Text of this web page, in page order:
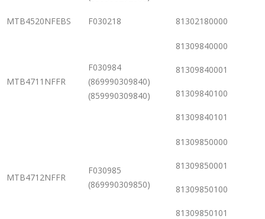
MTB4520NFEBS F030218 81302180000
MTB4711NFFR
F030984
(869990309840)
(859990309840)
81309840000
81309840001
81309840100
81309840101
MTB4712NFFR
F030985
(869990309850)
81309850000
81309850001
81309850100
81309850101